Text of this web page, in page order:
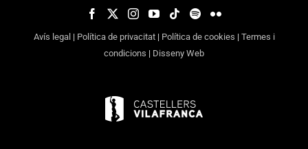
Avís legal | Política de privacitat| Política de cookies | Termes i
condicions | Disseny Web